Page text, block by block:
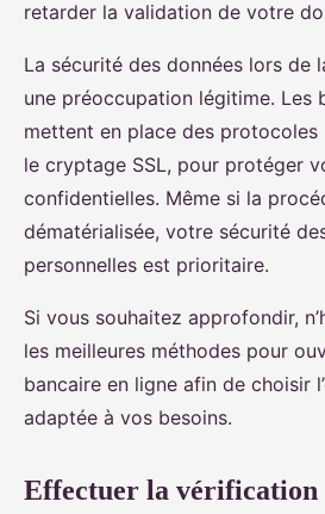
retarder la validation de votre
La sécurité des données lors de
une préoccupation légitime. Les
mettent en place des protocoles
le cryptage SSL, pour protéger
confidentielles. Même si la
dématérialisée, votre sécurité
personnelles est prioritaire.
Si vous souhaitez approfondir,
les meilleures méthodes pour
bancaire en ligne afin de choisir
adaptée à vos besoins.
Effectuer la vérification